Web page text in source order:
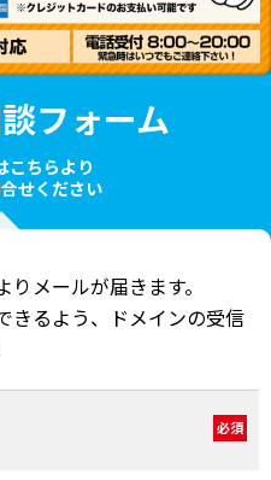
フォーム
こちらより
せください
メールが届きます。
きるよう、ドメインの受信
必須